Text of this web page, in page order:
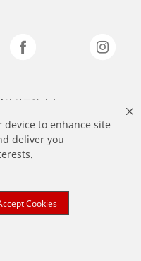
device to enhance site
deliver you
Cookies
상표입니다.